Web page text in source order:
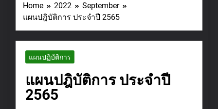
Home 2022
September
แผนปฎิบัติการ ประจำปี 2565
แผนปฏิบัติการ
แผนปฎิบัติการ ประจำปี
2565